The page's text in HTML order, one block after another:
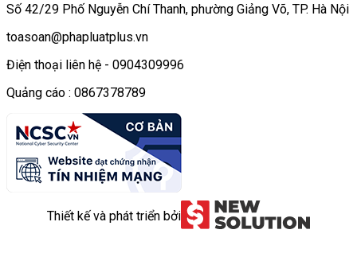
Số 42/29 Phố Nguyễn Chí Thanh, phường Giảng Võ, TP. Hà Nội
toasoan@phapluatplus.vn
Điện thoại liên hệ - 0904309996
Quảng cáo : 0867378789
Thiết kế và phát triển bởi